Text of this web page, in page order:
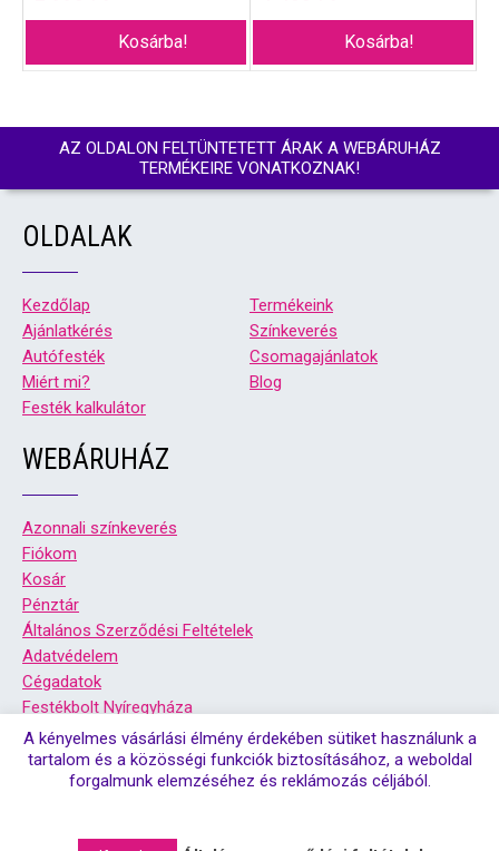
Kosárba! Kosárba!
AZ OLDALON FELTÜNTETETT ÁRAK A WEBÁRUHÁZ
TERMÉKEIRE VONATKOZNAK!
OLDALAK
Kezdőlap
Termékeink
Ajánlatkérés
Színkeverés
Autófesték
Csomagajánlatok
Miért mi?
Blog
Festék kalkulátor
WEBÁRUHÁZ
Azonnali színkeverés
Fiókom
Kosár
Pénztár
Általános Szerződési Feltételek
Adatvédelem
Cégadatok
Festékbolt Nyíregyháza
Festékbolt Debrecen
© Copyright 2026. Színsziget festékbolt debrecen, és
A kényelmes vásárlási élmény érdekében sütiket használunk a
tartalom és a közösségi funkciók biztosításához, a weboldal
forgalmunk elemzéséhez és reklámozás céljából.